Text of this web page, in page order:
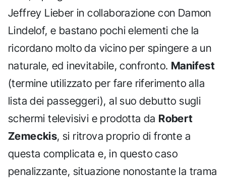
Jeffrey Lieber in collaborazione con Damon
Lindelof, e bastano pochi elementi che la
ricordano molto da vicino per spingere a un
naturale, ed inevitabile, confronto. Manifest
(termine utilizzato per fare riferimento alla
lista dei passeggeri), al suo debutto sugli
schermi televisivi e prodotta da Robert
Zemeckis, si ritrova proprio di fronte a
questa complicata e, in questo caso
penalizzante, situazione nonostante la trama